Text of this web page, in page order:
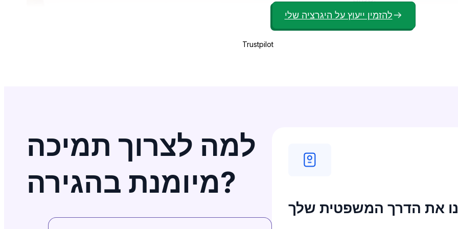
להזמין ייעוץ על היגרציה שלי
Trustpilot
למה לצרוך תמיכה
מיומנת בהגירה?
את הדרך המשפטית שלך